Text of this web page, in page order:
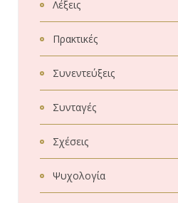
Λέξεις
Πρακτικές
Συνεντεύξεις
Συνταγές
Σχέσεις
Ψυχολογία